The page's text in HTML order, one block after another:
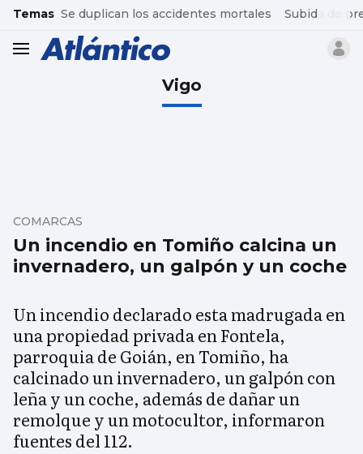
common.go-to-content
Temas Se duplican los accidentes mortales Subida de
header.menu.open
Vigo
Un incendio en Tomiño calcina un
invernadero, un galpón y un coche
COMARCAS
Un incendio declarado esta madrugada en
una propiedad privada en Fontela,
parroquia de Goián, en Tomiño, ha
calcinado un invernadero, un galpón con
leña y un coche, además de dañar un
remolque y un motocultor, informaron
fuentes del 112.